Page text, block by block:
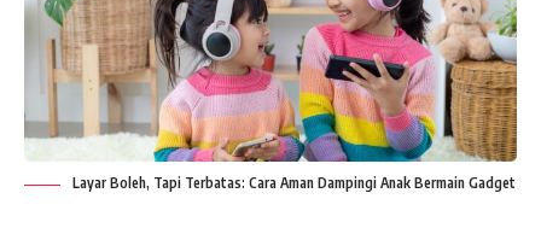
Layar Boleh, Tapi Terbatas: Cara Aman Dampingi Anak Bermain Gadget